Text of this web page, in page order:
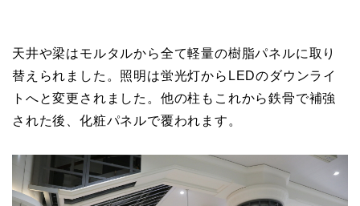
天井や梁はモルタルから全て軽量の樹脂パネルに取り
替えられました。照明は蛍光灯からLEDのダウンライ
トへと変更されました。他の柱もこれから鉄骨で補強
された後、化粧パネルで覆われます。